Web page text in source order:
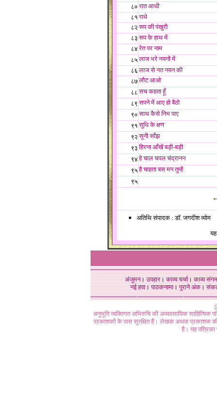
८० रात आधी
८१ राधे
८२ रूप की पंखुरी
८३ रूप के हाथ में
८४ रेत पर नाम
८५ लाज भरे नयनों में
८६ लाज से नत नयन की
८७ लौट आओ
८८ सच कहता हूँ
८९ सपने में आए हो बैठो
९० साथ कैसे निभ पाए
९१ सुधि के क्षण
९२ सूनी साँझ
९३ हिरना आँखें बड़ी-बड़ी
९४ हे चाल चपल चंद्रानन
९५ है चाहता बस मन तुम्हें
९५
अतिथि संपादक : डॉ. जगदीश व्योम
अंजुमन।उपहार।काव्य चर्चा।काव्य संगम
नई हवा। पाठकनामा। पुराने अंक।
अनुभूति व्यक्तिगत अभिरुचि की अव्यवसायिक
प्रकाशकों के पास सुरक्षित हैं। लेखक अथवा प्रकाशक की
है। यह पत्रिका